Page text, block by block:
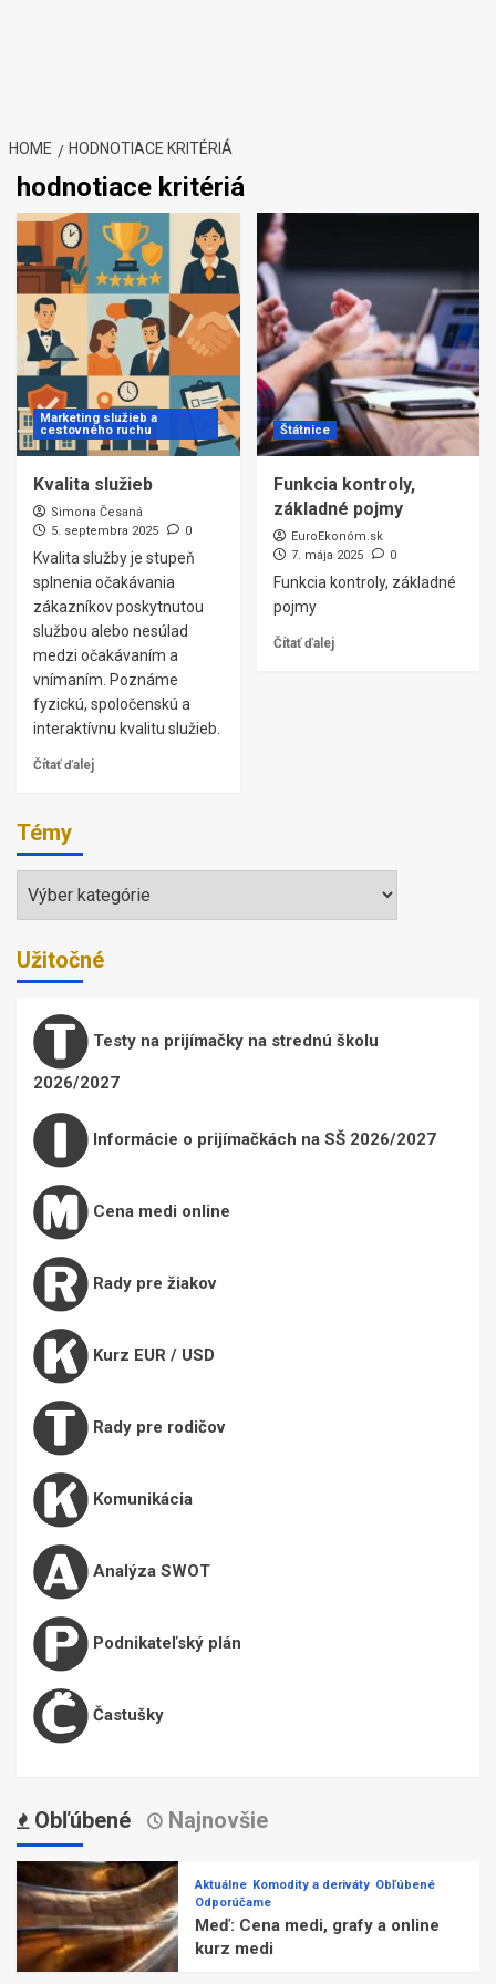
HOME HODNOTIACE KRITÉRIÁ
hodnotiace kritériá
Marketing služieb a
cestovného ruchu
Kvalita služieb
Simona Česaná
5. septembra 2025
0
Kvalita služby je stupeň
splnenia očakávania
zákazníkov poskytnutou
službou alebo nesúlad
medzi očakávaním a
vnímaním. Poznáme
fyzickú, spoločenskú a
interaktívnu kvalitu služieb.
Čítať ďalej
Štátnice
Funkcia kontroly,
základné pojmy
EuroEkonóm.sk
7. mája 2025
0
Funkcia kontroly, základné
pojmy
Čítať ďalej
Témy
Témy
Užitočné
Testy na prijímačky na strednú školu
2026/2027
Informácie o prijímačkách na SŠ 2026/2027
Cena medi online
Rady pre žiakov
Kurz EUR / USD
Rady pre rodičov
Komunikácia
Analýza SWOT
Podnikateľský plán
Častušky
Obľúbené Najnovšie
Aktuálne Komodity a deriváty Obľúbené
Odporúčame
Meď: Cena medi, grafy a online
kurz medi